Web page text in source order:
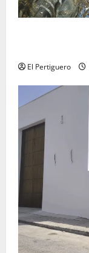
El Pertiguero